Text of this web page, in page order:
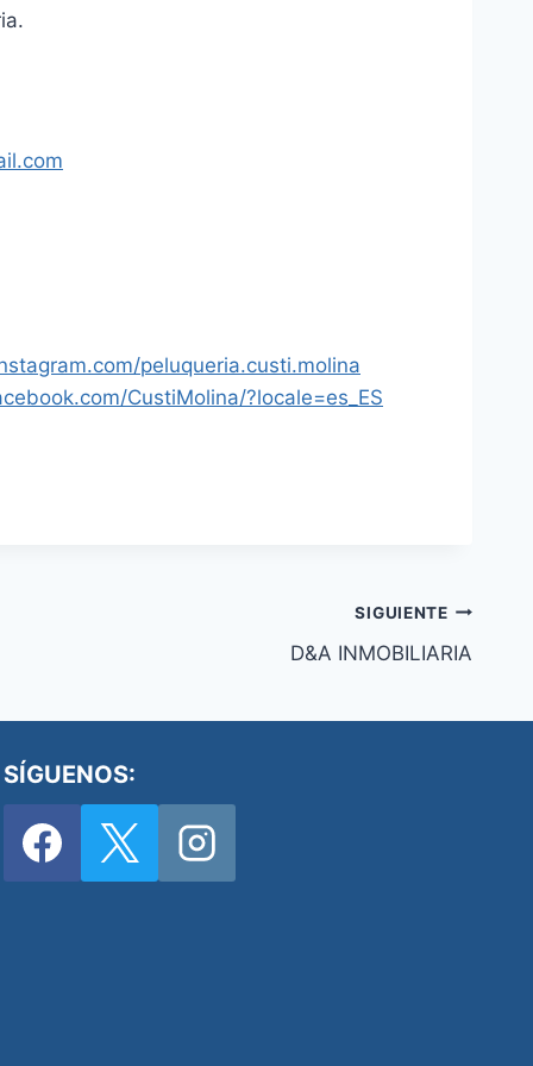
peluqueria.custi.molina
CustiMolina/?locale=es_ES
SIGUIENTE
D&A INMOBILIARIA
SÍGUENOS: